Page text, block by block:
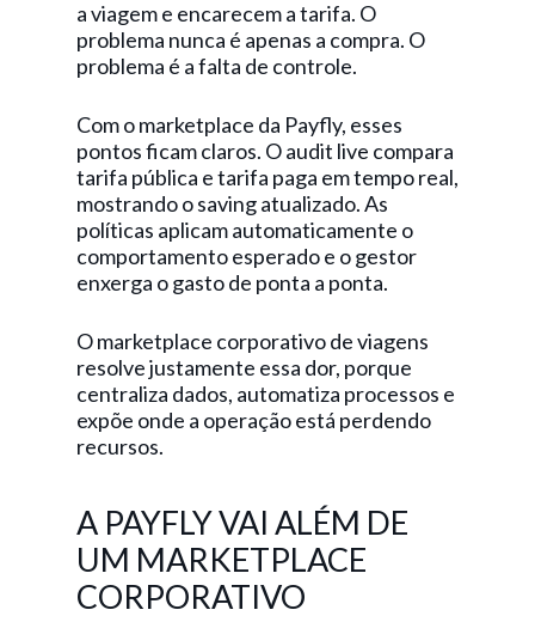
a viagem e encarecem a tarifa. O
problema nunca é apenas a compra. O
problema é a falta de controle.
Com o marketplace da Payfly, esses
pontos ficam claros. O audit live compara
tarifa pública e tarifa paga em tempo real,
mostrando o saving atualizado. As
políticas aplicam automaticamente o
comportamento esperado e o gestor
enxerga o gasto de ponta a ponta.
O marketplace corporativo de viagens
resolve justamente essa dor, porque
centraliza dados, automatiza processos e
expõe onde a operação está perdendo
recursos.
A PAYFLY VAI ALÉM DE
UM MARKETPLACE
CORPORATIVO